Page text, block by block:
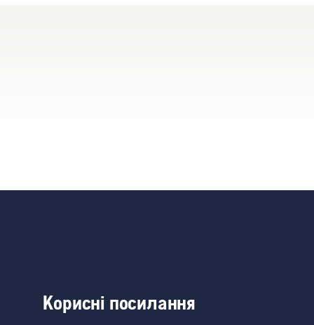
Корисні посилання